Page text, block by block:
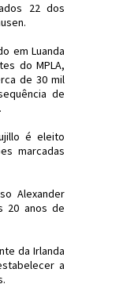
22 dos
em Luanda
do MPLA,
de 30 mil
de
é eleito
marcadas
Alexander
20 anos de
da Irlanda
a